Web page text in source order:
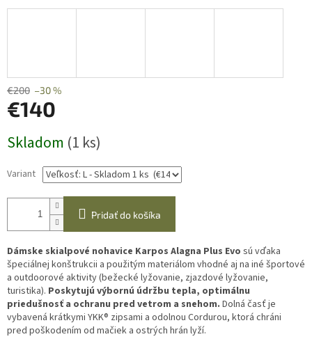
€200 –30 %
€140
cena:
Skladom (1 ks)
Variant
Pridať do košíka
Dámske skialpové nohavice Karpos Alagna Plus Evo sú vďaka
špeciálnej konštrukcii a použitým materiálom vhodné aj na iné športové
a outdoorové aktivity (bežecké lyžovanie, zjazdové lyžovanie,
turistika). Poskytujú výbornú údržbu tepla, optimálnu
priedušnosť a ochranu pred vetrom a snehom. Dolná časť je
vybavená krátkymi YKK® zipsami a odolnou Cordurou, ktorá chráni
pred poškodením od mačiek a ostrých hrán lyží.